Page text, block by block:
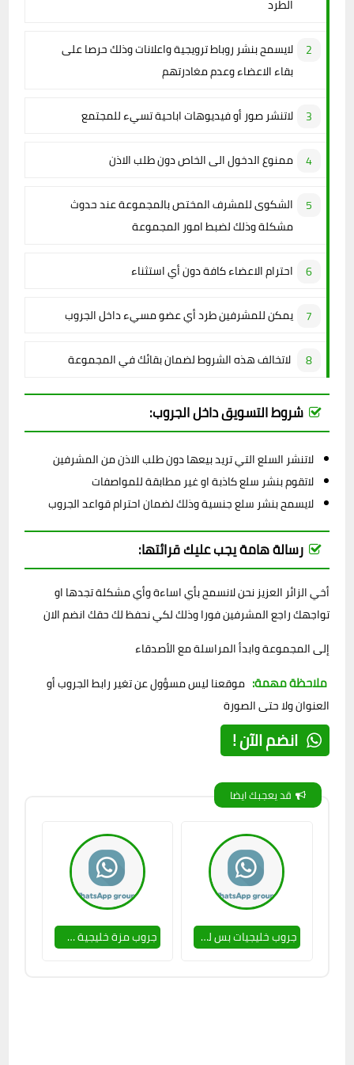
الطرد
لايسمح بنشر روباط ترويجية واعلانات وذلك حرصا على
بقاء الاعضاء وعدم مغادرتهم
لاتنشر صور أو فيديوهات اباحية تسيء للمجتمع
ممنوع الدخول الى الخاص دون طلب الاذن
الشكوى للمشرف المختص بالمجموعة عند حدوث
مشكلة وذلك لضبط امور المجموعة
احترام الاعضاء كافة دون أي استثناء
يمكن للمشرفين طرد أي عضو مسيء داخل الجروب
لاتخالف هذه الشروط لضمان بقائك في المجموعة
شروط التسويق داخل الجروب:
لاتنشر السلع التي تريد بيعها دون طلب الاذن من المشرفين
لاتقوم بنشر سلع كاذبة او غير مطابقة للمواصفات
لايسمح بنشر سلع جنسية وذلك لضمان احترام قواعد الجروب
رسالة هامة يجب عليك قرائتها:
أخي الزائر العزيز نحن لانسمح بأي اساءة وأي مشكلة تجدها او
تواجهك راجع المشرفين فورا وذلك لكي نحفظ لك حقك انضم الان
إلى المجموعة وابدأ المراسلة مع الأصدقاء
ملاحظة مهمة: موقعنا ليس مسؤول عن تغير رابط الجروب أو
العنوان ولا حتى الصورة
انضم الآن !
قد يعجبك ايضا
جروب خليجيات بس للنساء 🔥🥵 جروب مزة خليجية 🥵💕